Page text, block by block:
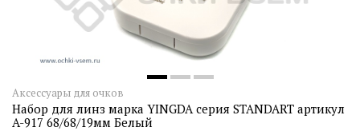
Аксессуары для очков
Набор для линз марка YINGDA серия STANDART артикул
A-917 68/68/19мм Белый